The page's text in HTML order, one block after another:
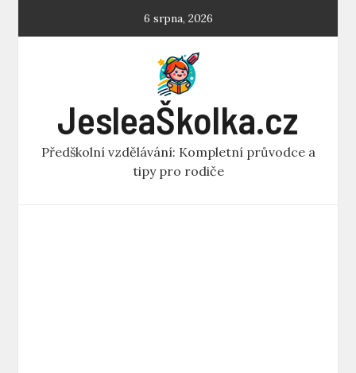
6 srpna, 2026
JesleaŠkolka.cz
Předškolní vzdělávání: Kompletní průvodce a
tipy pro rodiče